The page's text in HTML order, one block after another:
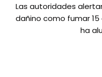
Las autoridades
dañino como fumar 15
ha